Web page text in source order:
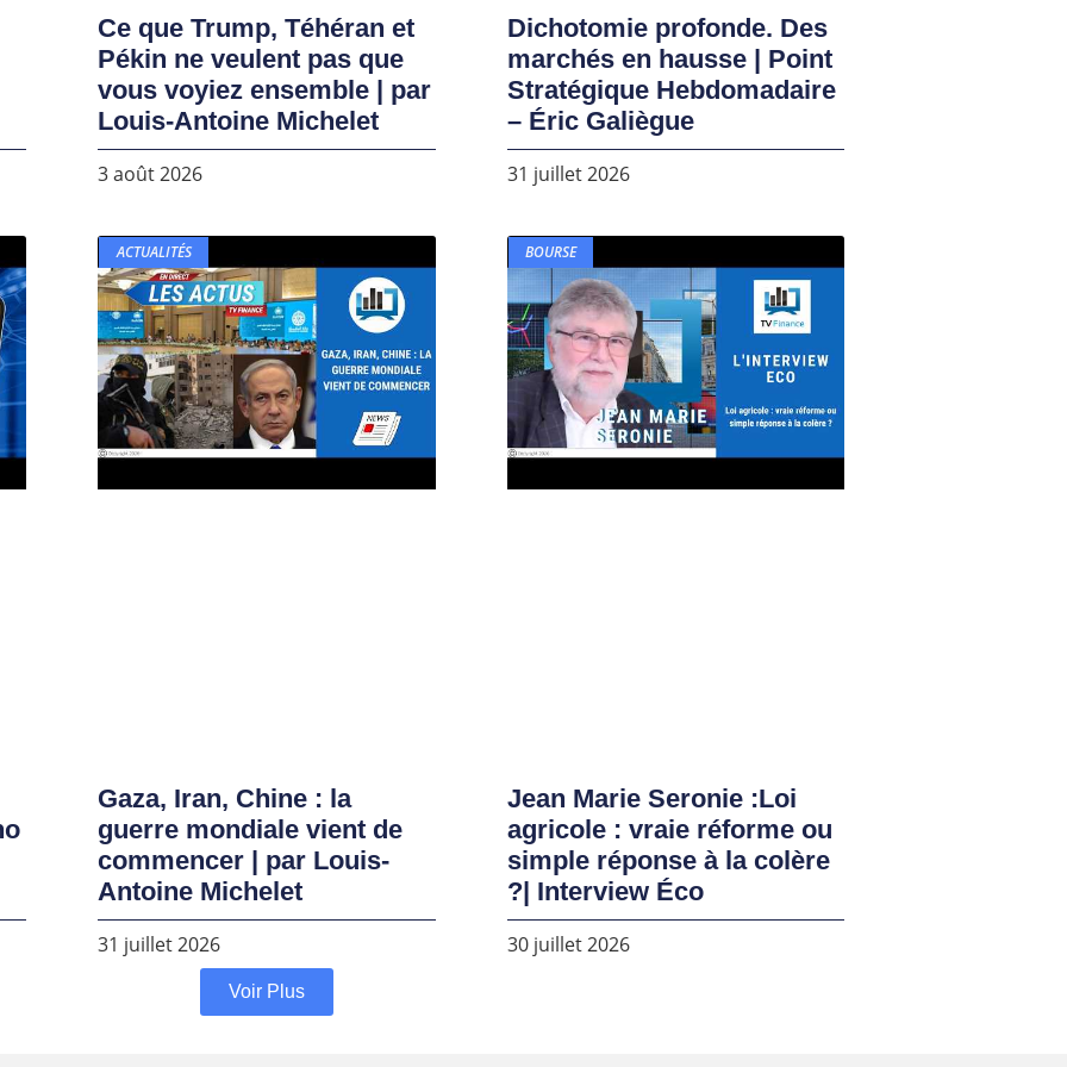
Ce que Trump, Téhéran et
Pékin ne veulent pas que
vous voyiez ensemble | par
Louis-Antoine Michelet
3 août 2026
Dichotomie profonde. Des
marchés en hausse | Point
Stratégique Hebdomadaire
– Éric Galiègue
31 juillet 2026
ACTUALITÉS
Gaza, Iran, Chine : la
guerre mondiale vient de
commencer | par Louis-
Antoine Michelet
31 juillet 2026
BOURSE
Jean Marie Seronie :Loi
agricole : vraie réforme ou
simple réponse à la colère
?| Interview Éco
30 juillet 2026
Voir Plus